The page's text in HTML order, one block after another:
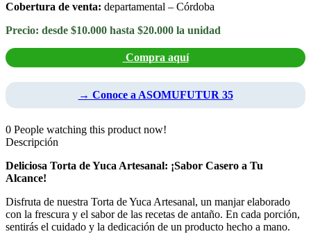
Cobertura de venta: departamental – Córdoba
Precio: desde $10.000 hasta $20.000 la unidad
Compra aquí
→ Conoce a ASOMUFUTUR 35
0 People watching this product now!
Descripción
Deliciosa Torta de Yuca Artesanal: ¡Sabor Casero a Tu
Alcance!
Disfruta de nuestra Torta de Yuca Artesanal, un manjar elaborado
con la frescura y el sabor de las recetas de antaño. En cada porción,
sentirás el cuidado y la dedicación de un producto hecho a mano.